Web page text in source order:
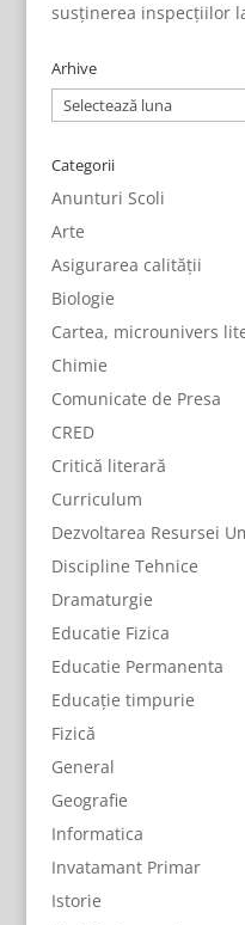
susținerea inspecțiilor
Arhive
Arhive
Categorii
Anunturi Scoli
Arte
Asigurarea calității
Biologie
Cartea, microunivers
Chimie
Comunicate de Presa
CRED
Critică literară
Curriculum
Dezvoltarea Resursei
Discipline Tehnice
Dramaturgie
Educatie Fizica
Educatie Permanenta
Educație timpurie
Fizică
General
Geografie
Informatica
Invatamant Primar
Istorie